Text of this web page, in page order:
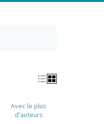
Avec le plus
d'auteurs